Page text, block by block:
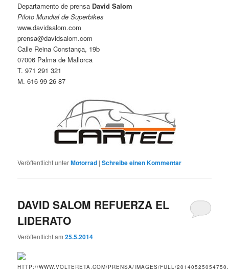
Departamento de prensa David Salom
Piloto Mundial de Superbikes
www.davidsalom.com
prensa@davidsalom.com
Calle Reina Constança, 19b
07006 Palma de Mallorca
T. 971 291 321
M. 616 99 26 87
Veröffentlicht unterMotorrad |Schreibe einen Kommentar
DAVID SALOM REFUERZA EL
LIDERATO
Veröffentlicht am25.5.2014